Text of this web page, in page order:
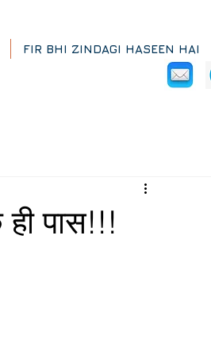
FIR BHI ZINDAGI HASEEN HAI
पास!!!